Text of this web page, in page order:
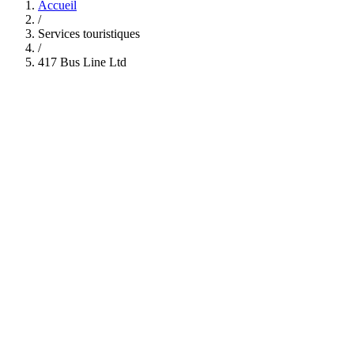
Accueil
/
Services touristiques
/
417 Bus Line Ltd